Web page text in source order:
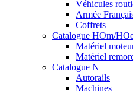
Véhicules
Armée
Coffrets
Catalogue HOm/
Matériel
Matériel
Catalogue N
Autorails
Machines